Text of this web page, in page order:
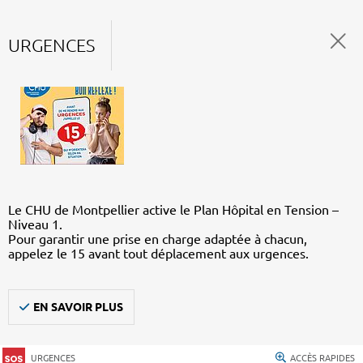
URGENCES
Le CHU de Montpellier active le Plan Hôpital en Tension –
Niveau 1.
Pour garantir une prise en charge adaptée à chacun,
appelez le 15 avant tout déplacement aux urgences.
EN SAVOIR PLUS
URGENCES ACCÈS RAPIDES